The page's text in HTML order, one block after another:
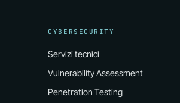
CYBERSECURITY
Servizi tecnici
Vulnerability Assessment
Penetration Testing